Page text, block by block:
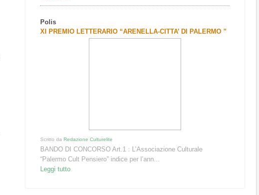
Polis
XI PREMIO LETTERARIO “ARENELLA-CITTA’ DI PALERMO ”
Scritto daRedazione Culturelite
BANDO DI CONCORSO Art.1 : L’Associazione Culturale
“Palermo Cult Pensiero” indice per l’ann...
Leggi tutto